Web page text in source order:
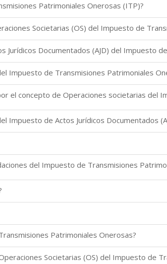
Patrimoniales Onerosas (ITP)?
Societarias (OS) del Impuesto de
Jurídicos Documentados (AJD) del Impuesto
Impuesto de Transmisiones Patrimoniales
el concepto de Operaciones societarias del
Impuesto de Actos Jurídicos Documentados
del Impuesto de Transmisiones
Patrimoniales Onerosas?
Societarias (OS) del Impuesto de